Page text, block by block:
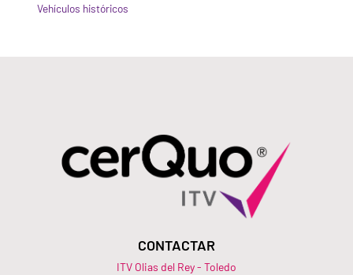
Vehículos históricos
CONTACTAR
ITV Olias del Rey - Toledo